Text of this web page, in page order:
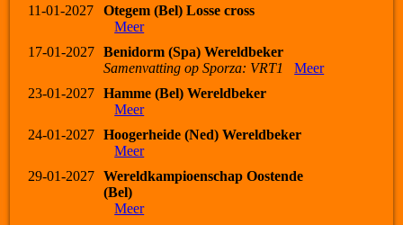
11-01-2027
Otegem (Bel) Losse cross
Meer
17-01-2027
Benidorm (Spa) Wereldbeker
Samenvatting op Sporza: VRT1
Meer
23-01-2027
Hamme (Bel) Wereldbeker
Meer
24-01-2027
Hoogerheide (Ned) Wereldbeker
Meer
29-01-2027
Wereldkampioenschap Oostende
(Bel)
Meer